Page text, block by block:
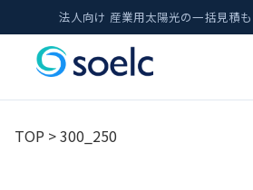
法人向け 産業用太陽光の一括見積
TOP > 300_250